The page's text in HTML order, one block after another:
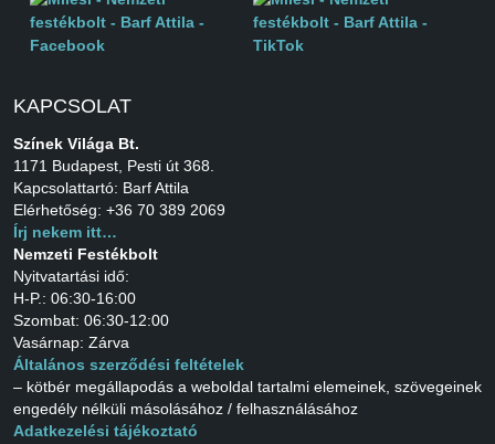
KAPCSOLAT
Színek Világa Bt.
1171 Budapest, Pesti út 368.
Kapcsolattartó: Barf Attila
Elérhetőség: +36 70 389 2069
Írj nekem itt…
Nemzeti Festékbolt
Nyitvatartási idő:
H-P.: 06:30-16:00
Szombat: 06:30-12:00
Vasárnap: Zárva
Általános szerződési feltételek
– kötbér megállapodás a weboldal tartalmi elemeinek, szövegeinek
engedély nélküli másolásához / felhasználásához
Adatkezelési tájékoztató